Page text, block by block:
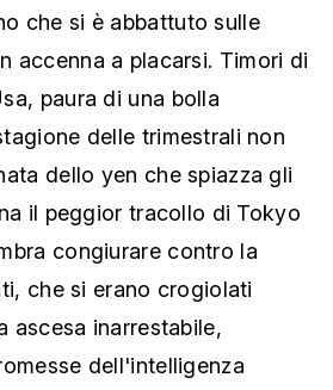
che si è abbattuto sulle
accenna a placarsi. Timori di
paura di una bolla
delle trimestrali non
dello yen che spiazza gli
il peggior tracollo di Tokyo
congiurare contro la
che si erano crogiolati
ascesa inarrestabile,
dell'intelligenza